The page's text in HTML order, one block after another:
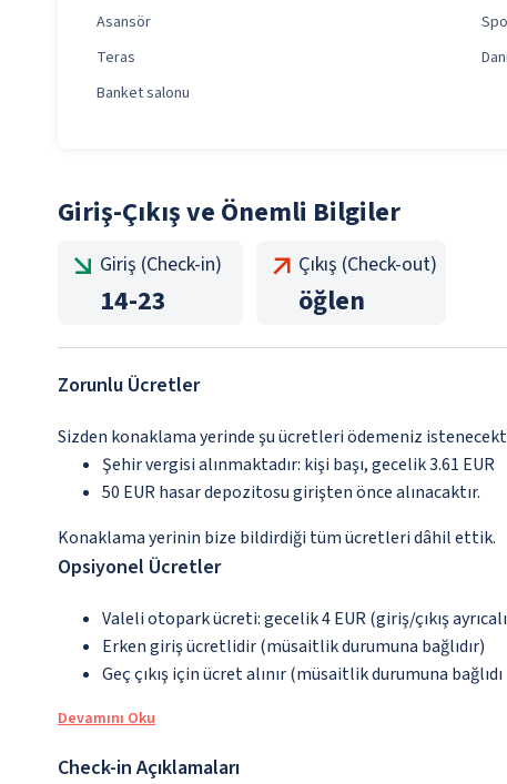
Asansör
Teras
Banket salonu
Giriş-Çıkış ve Önemli Bilgiler
Giriş (Check-in)
14-23
Çıkış (Check-out)
öğlen
Zorunlu Ücretler
Sizden konaklama yerinde şu ücretleri ödemeniz
Şehir vergisi alınmaktadır: kişi başı, gecelik 3.61 EUR
50 EUR hasar depozitosu girişten önce alınacaktır.
Konaklama yerinin bize bildirdiği tüm ücretleri dâhil ettik.
Opsiyonel Ücretler
Valeli otopark ücreti: gecelik 4 EUR (giriş/çıkış
Erken giriş ücretlidir (müsaitlik durumuna bağlıdır)
Geç çıkış için ücret alınır (müsaitlik durumuna bağlıdı
Devamını Oku
Check-in Açıklamaları